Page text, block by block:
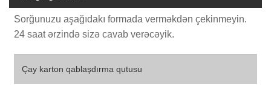
Sorğunuzu aşağıdakı formada verməkdən çekinmeyin.
24 saat ərzində sizə cavab verəcəyik.